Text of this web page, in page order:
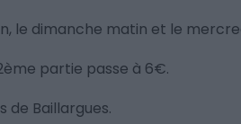
le dimanche matin et le
partie passe à 6€.
de Baillargues.